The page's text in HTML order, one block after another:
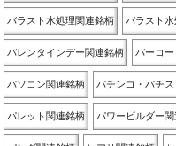
バラスト水処理関連銘柄 バラスト
バレンタインデー関連銘柄 バーコ
パソコン関連銘柄 パチンコ・パチ
パレット関連銘柄 パワービルダー